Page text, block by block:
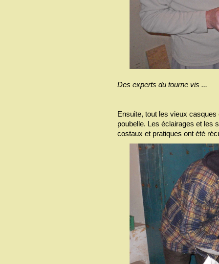
Des experts du tourne vis ...
Ensuite, tout les vieux
poubelle. Les éclairages et les
costaux et pratiques ont été